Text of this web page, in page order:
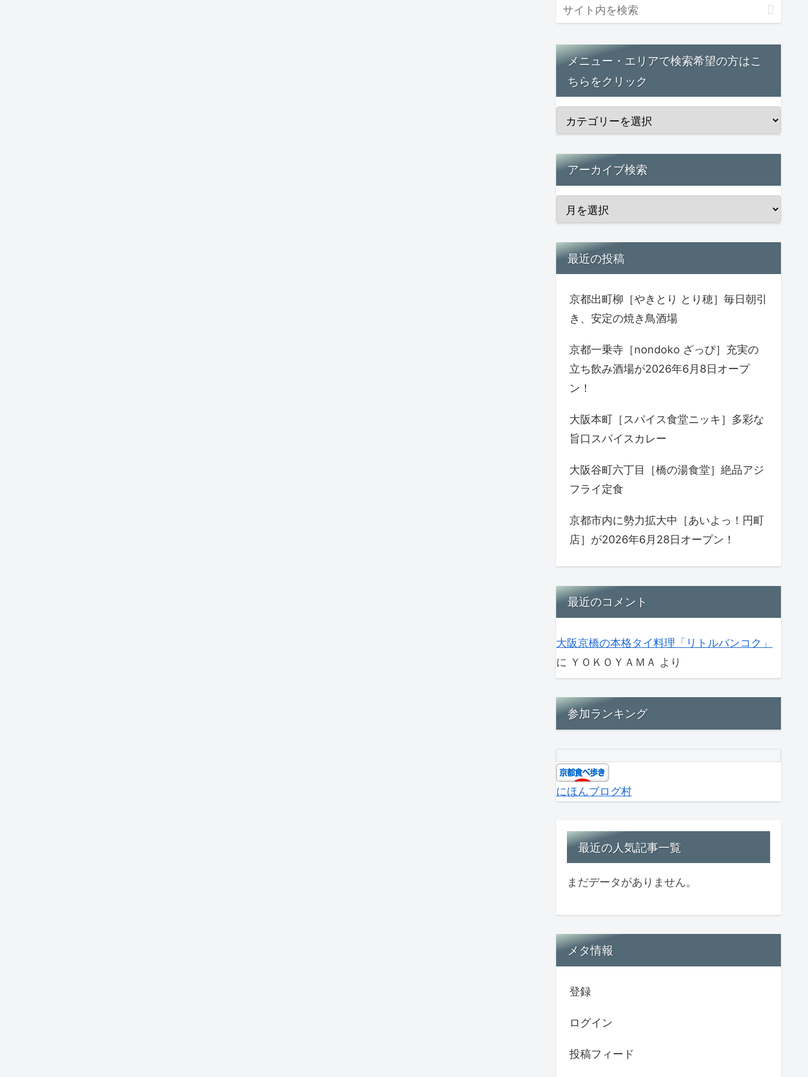
メニュー・エリアで検索希望の方はこ
ちらをクリック
アーカイブ検索
最近の投稿
京都出町柳［やきとり とり穂］毎日朝引
き、安定の焼き鳥酒場
京都一乗寺［nondoko ざっぴ］充実の
立ち飲み酒場が2026年6月8日オープ
ン！
大阪本町［スパイス食堂ニッキ］多彩な
旨口スパイスカレー
大阪谷町六丁目［橋の湯食堂］絶品アジ
フライ定食
京都市内に勢力拡大中［あいよっ！円町
店］が2026年6月28日オープン！
最近のコメント
大阪京橋の本格タイ料理「リトルバンコク」
に ＹＯＫＯＹＡＭＡ より
参加ランキング
にほんブログ村
最近の人気記事一覧
まだデータがありません。
メタ情報
登録
ログイン
投稿フィード